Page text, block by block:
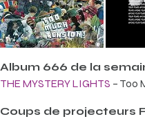
Album 666 de la
THE MYSTERY LIGHTS – Too
Coups de projecteurs